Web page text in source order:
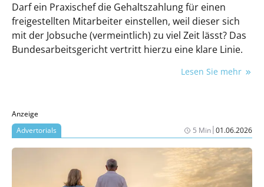
Darf ein Praxischef die Gehaltszahlung für einen
freigestellten Mitarbeiter einstellen, weil dieser sich
mit der Jobsuche (vermeintlich) zu viel Zeit lässt? Das
Bundesarbeitsgericht vertritt hierzu eine klare Linie.
Lesen Sie mehr
Anzeige
Advertorials
5 Min|01.06.2026